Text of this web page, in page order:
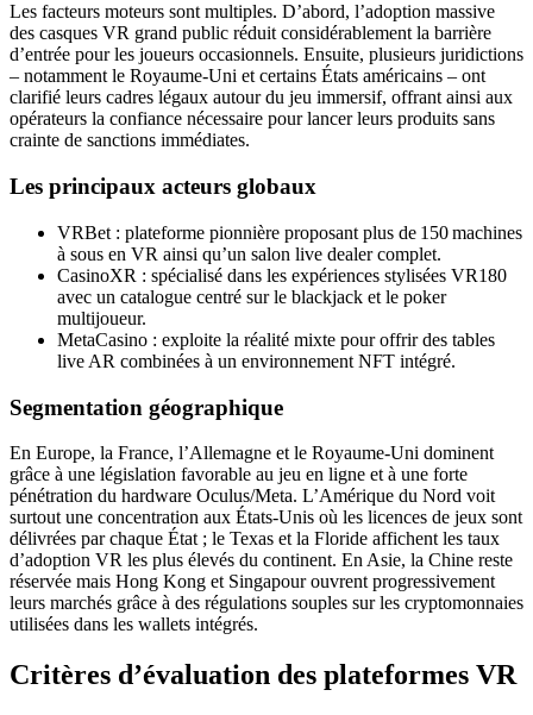
Les facteurs moteurs sont multiples. D’abord, l’adoption massive
des casques VR grand public réduit considérablement la barrière
d’entrée pour les joueurs occasionnels. Ensuite, plusieurs juridictions
– notamment le Royaume‑Uni et certains États américains – ont
clarifié leurs cadres légaux autour du jeu immersif, offrant ainsi aux
opérateurs la confiance nécessaire pour lancer leurs produits sans
crainte de sanctions immédiates.
Les principaux acteurs globaux
VRBet : plateforme pionnière proposant plus de 150 machines
à sous en VR ainsi qu’un salon live dealer complet.
CasinoXR : spécialisé dans les expériences stylisées VR180
avec un catalogue centré sur le blackjack et le poker
multijoueur.
MetaCasino : exploite la réalité mixte pour offrir des tables
live AR combinées à un environnement NFT intégré.
Segmentation géographique
En Europe, la France, l’Allemagne et le Royaume‑Uni dominent
grâce à une législation favorable au jeu en ligne et à une forte
pénétration du hardware Oculus/Meta. L’Amérique du Nord voit
surtout une concentration aux États‑Unis où les licences de jeux sont
délivrées par chaque État ; le Texas et la Floride affichent les taux
d’adoption VR les plus élevés du continent. En Asie, la Chine reste
réservée mais Hong Kong et Singapour ouvrent progressivement
leurs marchés grâce à des régulations souples sur les cryptomonnaies
utilisées dans les wallets intégrés.
Critères d’évaluation des plateformes VR